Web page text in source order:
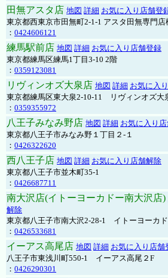
田無アスタ店 地図 詳細 お気に入り店舗登
東京都西東京市田無町2-1-1 アスタ田無専門店
： 0424606121
練馬駅前店 地図 詳細 お気に入り店舗登録
東京都練馬区練馬1丁目3-10 2階
： 0359123081
リヴィンオズ大泉店 地図 詳細 お気に入
東京都練馬区東大泉2-10-11 リヴィンオズ大
： 0359355972
八王子みなみ野店 地図 詳細 お気に入り
東京都八王子市みなみ野１丁目２-１
： 0426322620
西八王子店 地図 詳細 お気に入り店舗解除
東京都八王子市並木町35-1
： 0426687711
南大沢店(イトーヨーカドー南大沢店)
解除
東京都八王子市南大沢2-28-1 イトーヨーカ
： 0426533681
イーアス高尾店 地図 詳細 お気に入り店舗
八王子市東浅川町550-1 イーアス高尾２F
： 0426290301